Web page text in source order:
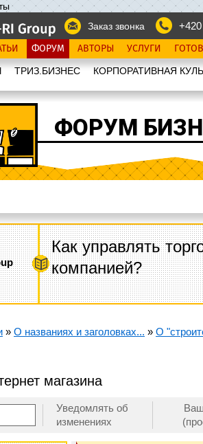
Заказ звонка
ФОРУМ АВТОРЫ УСЛУГИ
ТРИЗ.БИЗНЕС КОРПОРАТИВНАЯ
ФОРУМ
Как управлять
компанией?
» О названиях и заголовках... » О
магазина
Уведомлять об
изменениях